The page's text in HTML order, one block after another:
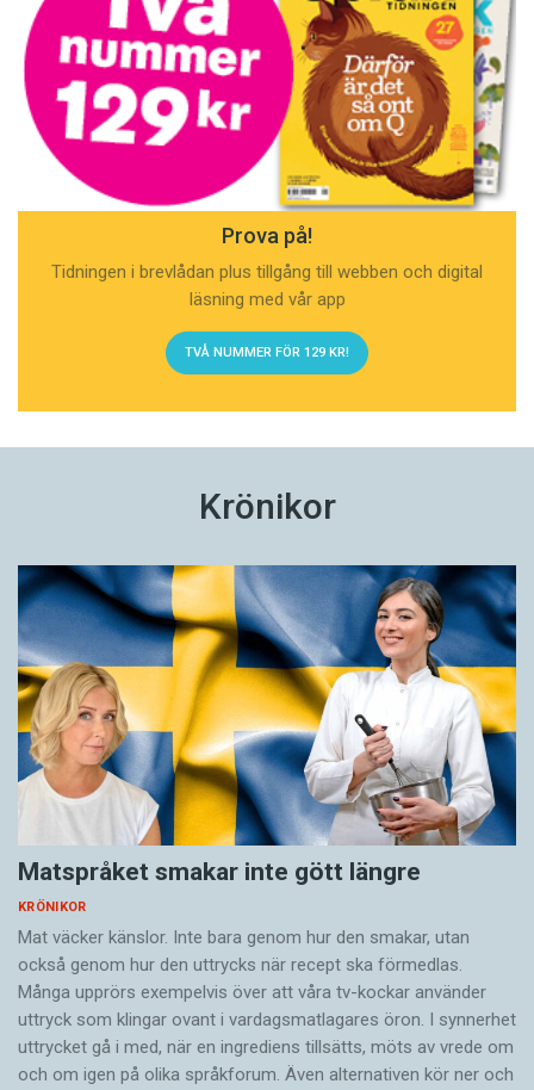
Prova på!
Tidningen i brevlådan plus tillgång till webben och digital
läsning med vår app
TVÅ NUMMER FÖR 129 KR!
Krönikor
Matspråket smakar inte gött längre
KRÖNIKOR
Mat väcker känslor. Inte bara genom hur den smakar, utan
också genom hur den uttrycks när recept ska förmedlas.
Många upprörs exempelvis över att våra tv-kockar använder
uttryck som klingar ovant i vardagsmatlagares öron. I synnerhet
uttrycket gå i med, när en ingrediens tillsätts, möts av vrede om
och om igen på olika språkforum. Även alternativen kör ner och